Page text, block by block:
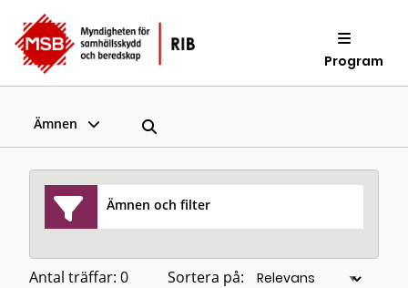
Program
Ämnen
Ämnen och filter
Antal träffar: 0 Sortera på: